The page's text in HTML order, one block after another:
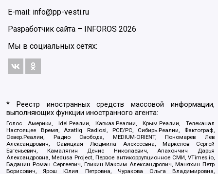
E-mail: info@pp-vesti.ru
Разработчик сайта –
INFOROS 2026
Мы в социальных сетях:
* Реестр иностранных средств массовой информации,
выполняющих функции иностранного агента:
Голос Америки, Idel.Реалии, Кавказ.Реалии, Крым.Реалии, Телеканал
Настоящее Время, Azatliq Radiosi, PCE/PC, Сибирь.Реалии, Фактограф,
Север.Реалии, Радио Свобода, MEDIUM-ORIENT, Пономарев Лев
Александрович, Савицкая Людмила Алексеевна, Маркелов Сергей
Евгеньевич, Камалягин Денис Николаевич, Апахончич Дарья
Александровна, Medusa Project, Первое антикоррупционное СМИ, VTimes.io,
Баданин Роман Сергеевич, Гликин Максим Александрович, Маняхин Петр
Борисович, Ярош Юлия Петровна, Чуракова Ольга Владимировна,